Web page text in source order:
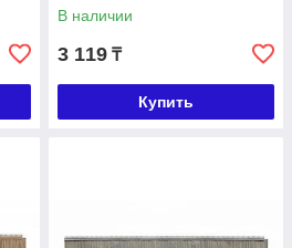
В наличии
3 119 ₸
Купить